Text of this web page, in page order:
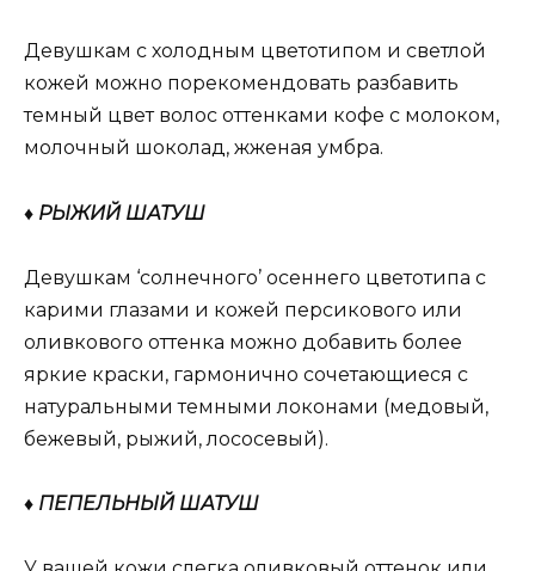
Девушкам с холодным цветотипом и светлой
кожей можно порекомендовать разбавить
темный цвет волос оттенками кофе с молоком,
молочный шоколад, жженая умбра.
♦ РЫЖИЙ ШАТУШ
Девушкам ‘солнечного’ осеннего цветотипа с
карими глазами и кожей персикового или
оливкового оттенка можно добавить более
яркие краски, гармонично сочетающиеся с
натуральными темными локонами (медовый,
бежевый, рыжий, лососевый).
♦ ПЕПЕЛЬНЫЙ ШАТУШ